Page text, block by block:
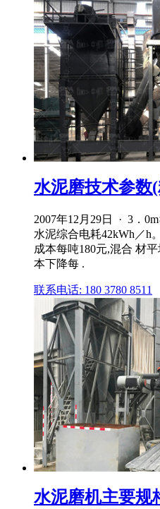
水泥磨技术参数
2007年12月29日 · 3．
水泥综合电耗42kWh／h
成本每吨180元,混合 材
本下降每 .
联系电话: 180 3780 8511
水泥磨机主要规